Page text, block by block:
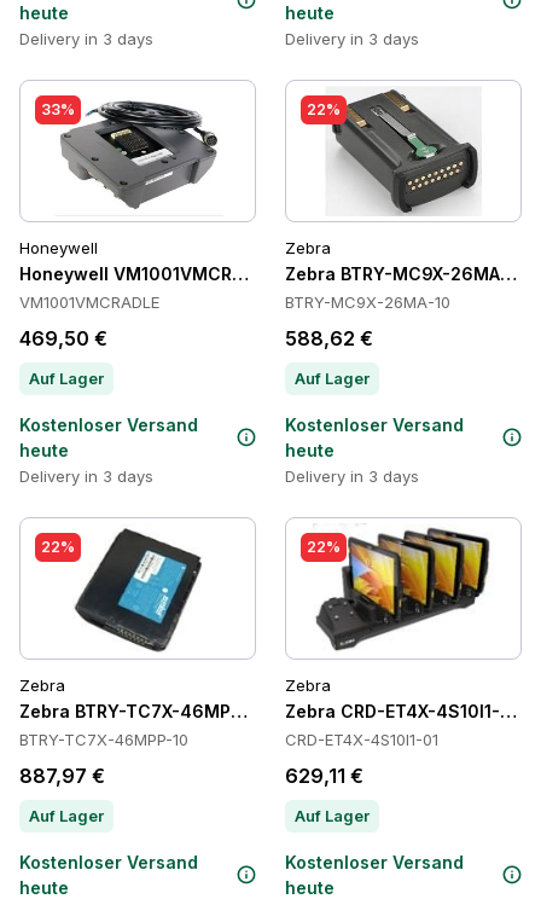
heute
Delivery in 3 days
heute
Delivery in 3 days
33%
Honeywell
Honeywell VM1001VMCRADLE Cradles
VM1001VMCRADLE
469,50 €
Auf Lager
Kostenloser Versand
heute
Delivery in 3 days
22%
Zebra
Zebra BTRY-MC9X-26MA-10
BTRY-MC9X-26MA-10
588,62 €
Auf Lager
Kostenloser Versand
heute
Delivery in 3 days
22%
Zebra
Zebra BTRY-TC7X-46MPP-10 Batteries
BTRY-TC7X-46MPP-10
887,97 €
Auf Lager
Kostenloser Versand
heute
22%
Zebra
Zebra CRD-ET4X-4S10I1-01
CRD-ET4X-4S10I1-01
629,11 €
Auf Lager
Kostenloser Versand
heute